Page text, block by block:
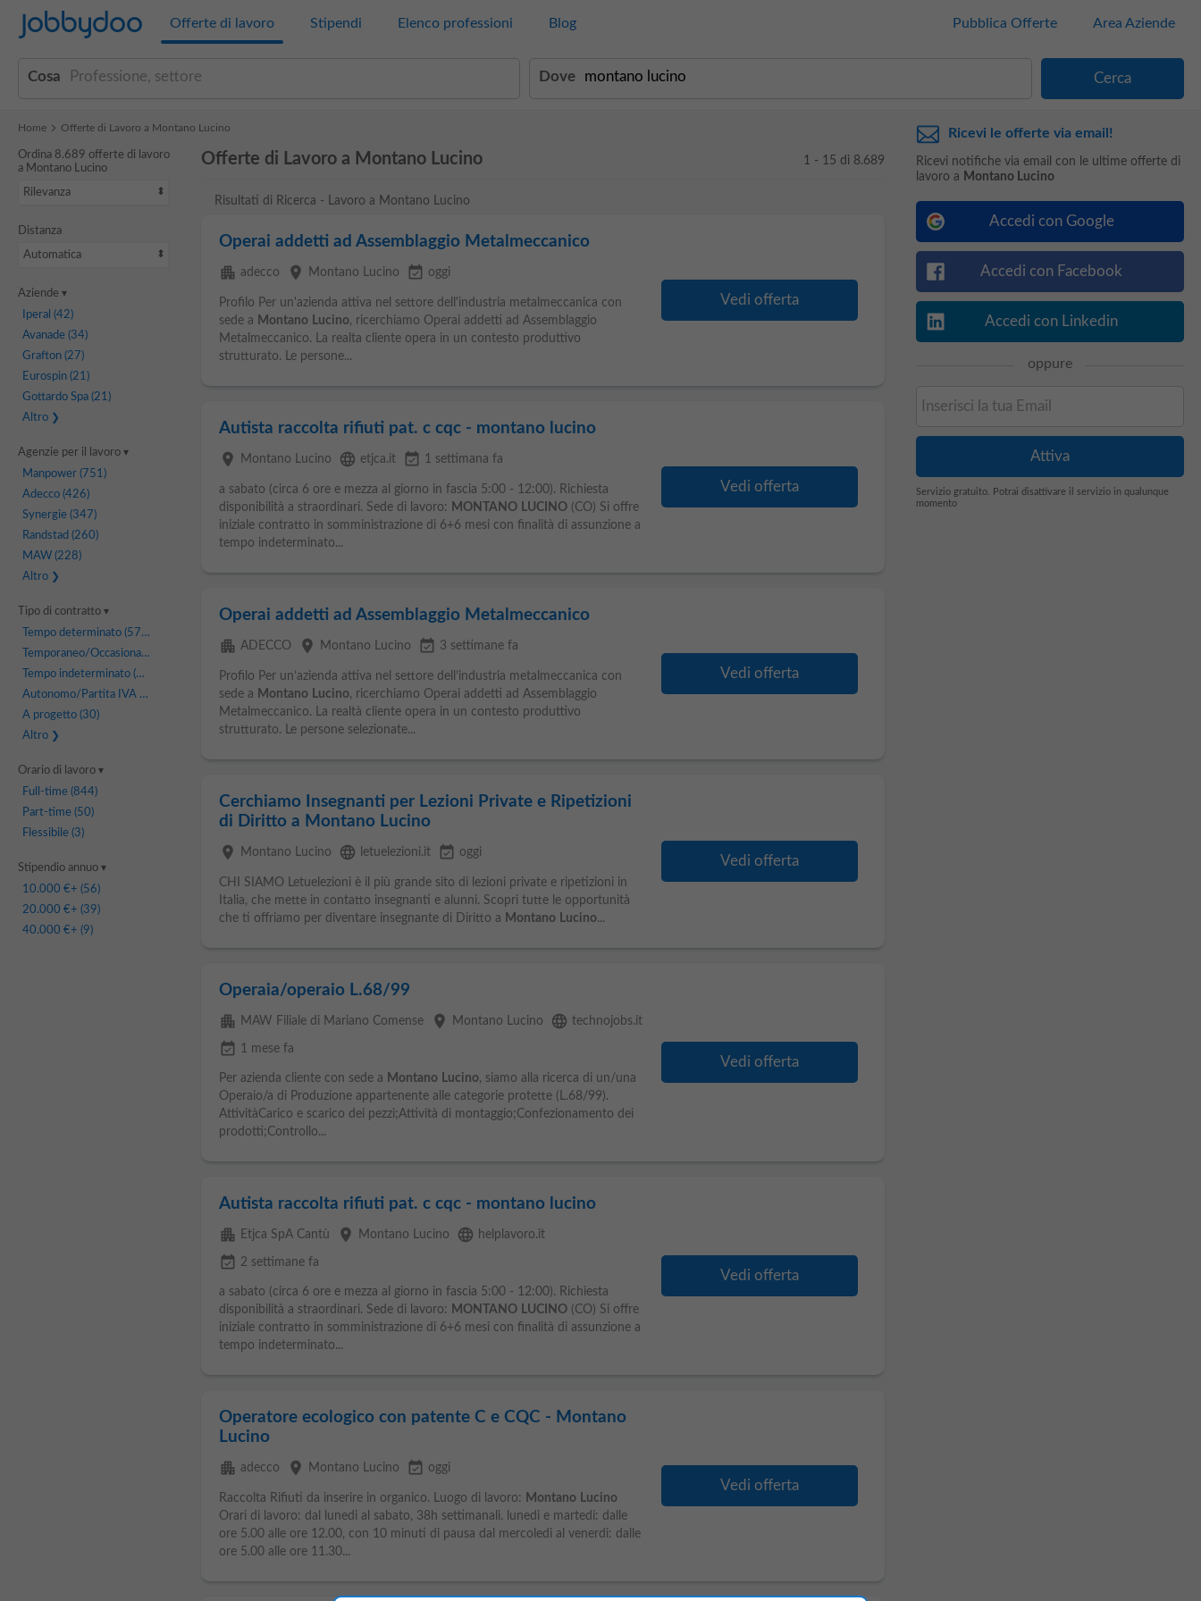
Jobbydoo Offerte di lavoro Stipendi Elenco professioni Blog Pubblica Offerte Area Aziende
Cosa Dove
Home Offerte di Lavoro a Montano Lucino
Ordina 8.689 offerte di lavoro
a Montano Lucino
Rilevanza
Distanza
Automatica
Aziende
Iperal (42)
Avanade(34)
Grafton(27)
Eurospin(21)
Gottardo Spa(21)
Altro
Agenzie per il lavoro
Manpower(751)
Adecco(426)
Synergie(347)
Randstad (260)
MAW(228)
Altro
Tipo di contratto
Tempo determinato(577)
Temporaneo/Occasionale
Tempo indeterminato(265)
Autonomo/Partita IVA(40)
A progetto(30)
Altro
Orario di lavoro
Full-time(844)
Part-time(50)
Flessibile(3)
Stipendio annuo
10.000 €+ (56)
20.000 €+ (39)
40.000 €+ (9)
Offerte di Lavoro a Montano Lucino 1 - 15 di 8.689
Risultati di Ricerca - Lavoro a Montano Lucino
Operai addetti ad Assemblaggio Metalmeccanico
apartment adecco place Montano Lucino event_available oggi
Profilo Per un'azienda attiva nel settore dell'industria metalmeccanica con
sede a Montano Lucino, ricerchiamo Operai addetti ad Assemblaggio
Metalmeccanico. La realta cliente opera in un contesto produttivo
strutturato. Le persone...
Vedi offerta
Autista raccolta rifiuti pat. c cqc - montano lucino
place Montano Lucino language etjca.it event_available 1 settimana fa
a sabato (circa 6 ore e mezza al giorno in fascia 5:00 - 12:00). Richiesta
disponibilità a straordinari. Sede di lavoro:
MONTANO LUCINO(CO) Si offre
iniziale contratto in somministrazione di 6+6 mesi con finalità di assunzione a
tempo indeterminato...
Vedi offerta
Operai addetti ad Assemblaggio Metalmeccanico
apartment ADECCO place Montano Lucino event_available 3 settimane fa
Profilo Per un’azienda attiva nel settore dell’industria metalmeccanica con
sede a Montano Lucino, ricerchiamo Operai addetti ad Assemblaggio
Metalmeccanico. La realtà cliente opera in un contesto produttivo
strutturato. Le persone selezionate...
Vedi offerta
Cerchiamo Insegnanti per Lezioni Private e Ripetizioni
di Diritto a Montano Lucino
place Montano Lucino language letuelezioni.it event_available oggi
CHI SIAMO Letuelezioni è il più grande sito di lezioni private e ripetizioni in
Italia, che mette in contatto insegnanti e alunni. Scopri tutte le opportunità
che ti offriamo per diventare insegnante di Diritto a Montano Lucino...
Vedi offerta
Operaia/operaio L.68/99
apartment MAW Filiale di Mariano Comense place Montano Lucino language technojobs.it
event_available 1 mese fa
Per azienda cliente con sede a Montano Lucino, siamo alla ricerca di un/una
Operaio/a di Produzione appartenente alle categorie protette (L.68/99).
AttivitàCarico e scarico dei pezzi;Attività di montaggio;Confezionamento dei
prodotti;Controllo...
Vedi offerta
Autista raccolta rifiuti pat. c cqc - montano lucino
apartment Etjca SpA Cantù place Montano Lucino language helplavoro.it
event_available 2 settimane fa
a sabato (circa 6 ore e mezza al giorno in fascia 5:00 - 12:00). Richiesta
disponibilità a straordinari. Sede di lavoro:
MONTANO LUCINO(CO) Si offre
iniziale contratto in somministrazione di 6+6 mesi con finalità di assunzione a
tempo indeterminato...
Vedi offerta
Operatore ecologico con patente C e CQC - Montano
Lucino
apartment adecco place Montano Lucino event_available oggi
Raccolta Rifiuti da inserire in organico. Luogo di lavoro: Montano Lucino
Orari di lavoro: dal lunedi al sabato, 38h settimanali. lunedi e martedi: dalle
ore 5.00 alle ore 12.00, con 10 minuti di pausa dal mercoledi al venerdi: dalle
ore 5.00 alle ore 11.30...
Vedi offerta
Ricevi le offerte via email!
Ricevi notifiche via email con le ultime offerte di
lavoro a Montano Lucino
Accedi con Google
Accedi con Facebook
Accedi con Linkedin
oppure
Servizio gratuito. Potrai disattivare il servizio in qualunque
momento